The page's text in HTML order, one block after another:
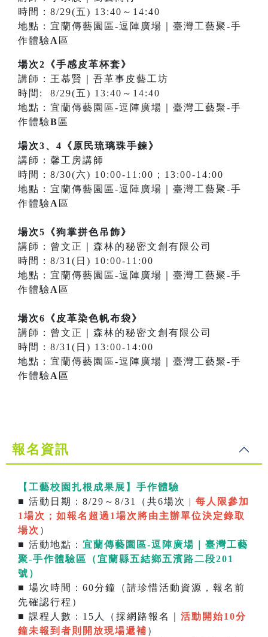
時間：8/29(五) 13:40～14:40
地點：宜蘭傳藝園區-逗陣廣場｜臺灣工藝聚-手
作體驗A 區
場次2《手感皮革杯套》
講師：王慕賢｜吾革事皮藝工坊
時間: 8/29(五) 13:40～14:40
地點：宜蘭傳藝園區-逗陣廣場｜臺灣工藝聚-手
作體驗B 區
場次3、4《原民琉璃珠手鍊》
講師：馨工房講師
時間：8/30(六) 10:00-11:00；13:00-14:00
地點：宜蘭傳藝園區-逗陣廣場｜臺灣工藝聚-手
作體驗A 區
場次5《狗掌拼色吊飾》
講師：曾文正｜森林的秘密文創有限公司
時間：8/31(日) 10:00-11:00
地點：宜蘭傳藝園區-逗陣廣場｜臺灣工藝聚-手
作體驗A 區
場次6《皮革染色帆布袋》
講師：曾文正｜森林的秘密文創有限公司
時間：8/31(日) 13:00-14:00
地點：宜蘭傳藝園區-逗陣廣場｜臺灣工藝聚-手
作體驗A 區
報名資訊
【工藝校園扎根成果展】手作體驗
■ 活動日期：8/29～8/31（共6場次 | 每人限參加
1場次；如報名超過1場次將由主辦單位決定錄取
場次 ）
■ 活動地點： 宜蘭傳藝園區-逗陣廣場｜臺灣工藝
聚-手作體驗區（宜蘭縣五結鄉五濱路二段201
號）
■ 場次時間：60分鐘（請珍惜活動資源，報名前
先確認行程）
■ 課程人數：15人（採網路報名｜ 活動開始10分
鐘未報到者則開放現場遞補 ）